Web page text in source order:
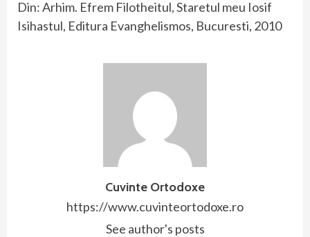
Din: Arhim. Efrem Filotheitul, Staretul meu Iosif
Isihastul, Editura Evanghelismos, Bucuresti, 2010
Cuvinte Ortodoxe
https://www.cuvinteortodoxe.ro
See author's posts